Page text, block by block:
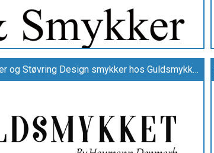
Flot sortiment af Christina smykker og Støvring Design smykker hos Guldsmykket.dk